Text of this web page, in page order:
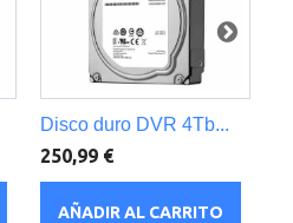
Disco duro DVR 4Tb...
250,99 €
AÑADIR AL CARRITO